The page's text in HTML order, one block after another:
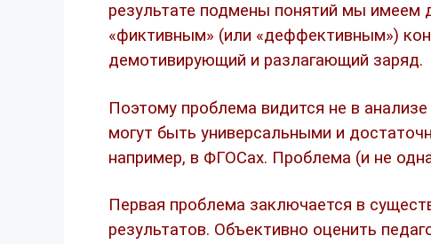
результате подмены понятий мы имеем
«фиктивным» (или «деффективным»)
демотивирующий и разлагающий заряд.
Поэтому проблема видится не в
могут быть универсальными и
например, в ФГОСах. Проблема (и не
Первая проблема заключается в
результатов. Объективно оценить